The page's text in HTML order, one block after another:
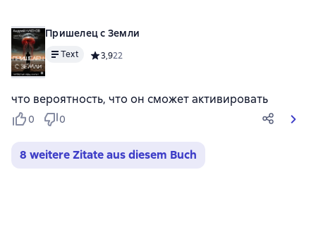
Пришелец с Земли
Text Средний рейтинг 3,9 на основе 22 оценок
3,922
что вероятность, что он сможет активировать
0 0
8 weitere Zitate aus diesem Buch